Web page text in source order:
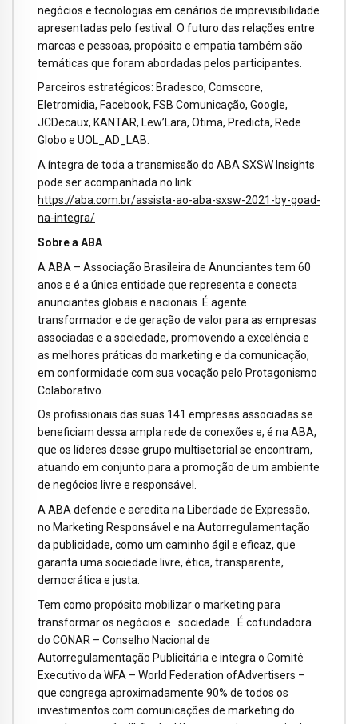
negócios e tecnologias em cenários de imprevisibilidade
apresentadas pelo festival. O futuro das relações entre
marcas e pessoas, propósito e empatia também são
temáticas que foram abordadas pelos participantes.
Parceiros estratégicos: Bradesco, Comscore,
Eletromidia, Facebook, FSB Comunicação, Google,
JCDecaux, KANTAR, Lew’Lara, Otima, Predicta, Rede
Globo e UOL_AD_LAB.
A íntegra de toda a transmissão do ABA SXSW Insights
pode ser acompanhada no link:
https://aba.com.br/assista-ao-aba-sxsw-2021-by-goad-
na-integra/
Sobre a ABA
A ABA – Associação Brasileira de Anunciantes tem 60
anos e é a única entidade que representa e conecta
anunciantes globais e nacionais. É agente
transformador e de geração de valor para as empresas
associadas e a sociedade, promovendo a excelência e
as melhores práticas do marketing e da comunicação,
em conformidade com sua vocação pelo Protagonismo
Colaborativo.
Os profissionais das suas 141 empresas associadas se
beneficiam dessa ampla rede de conexões e, é na ABA,
que os líderes desse grupo multisetorial se encontram,
atuando em conjunto para a promoção de um ambiente
de negócios livre e responsável.
A ABA defende e acredita na Liberdade de Expressão,
no Marketing Responsável e na Autorregulamentação
da publicidade, como um caminho ágil e eficaz, que
garanta uma sociedade livre, ética, transparente,
democrática e justa.
Tem como propósito mobilizar o marketing para
transformar os negócios e sociedade. É cofundadora
do CONAR – Conselho Nacional de
Autorregulamentação Publicitária e integra o Comitê
Executivo da WFA – World Federation ofAdvertisers –
que congrega aproximadamente 90% de todos os
investimentos com comunicações de marketing do